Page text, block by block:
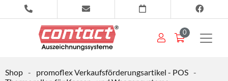
0
Shop - promoflex Verkaufsförderungsartikel - POS -